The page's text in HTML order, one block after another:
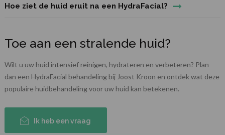
Hoe ziet de huid eruit na een HydraFacial?
Toe aan een stralende huid?
Wilt u uw huid intensief reinigen, hydrateren en verbeteren? Plan
dan een HydraFacial behandeling bij Joost Kroon en ontdek wat deze
populaire huidbehandeling voor uw huid kan betekenen.
Ik heb een vraag